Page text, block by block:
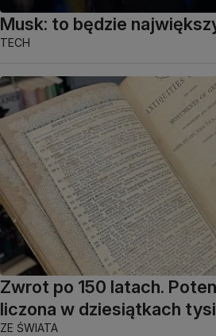
Musk: to będzie
TECH
Zwrot po 150 latach.
liczona w dziesiątkach
ZE ŚWIATA